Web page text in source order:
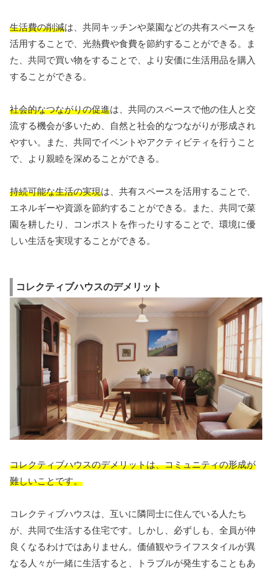
生活費の削減は、共同キッチンや菜園などの共有スペースを
活用することで、光熱費や食費を節約することができる。ま
た、共同で買い物をすることで、より安価に生活用品を購入
することができる。
社会的なつながりの促進は、共同のスペースで他の住人と交
流する機会が多いため、自然と社会的なつながりが形成され
やすい。また、共同でイベントやアクティビティを行うこと
で、より親睦を深めることができる。
持続可能な生活の実現は、共有スペースを活用することで、
エネルギーや資源を節約することができる。また、共同で菜
園を耕したり、コンポストを作ったりすることで、環境に優
しい生活を実現することができる。
コレクティブハウスのデメリット
コレクティブハウスのデメリットは、コミュニティの形成が
難しいことです。
コレクティブハウスは、互いに隣同士に住んでいる人たち
が、共同で生活する住宅です。しかし、必ずしも、全員が仲
良くなるわけではありません。価値観やライフスタイルが異
なる人々が一緒に生活すると、トラブルが発生することもあ